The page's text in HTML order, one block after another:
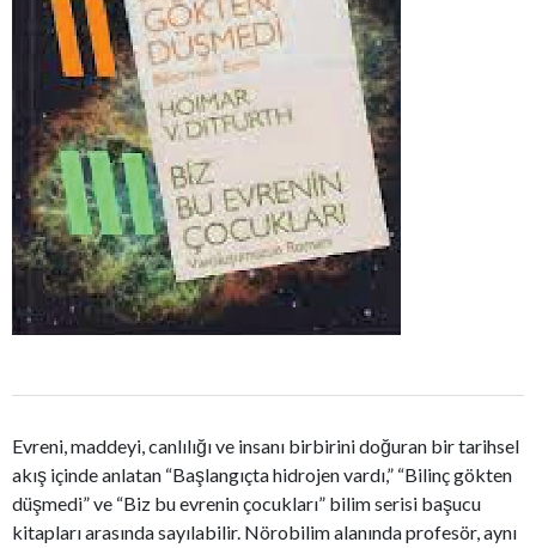
Evreni, maddeyi, canlılığı ve insanı birbirini doğuran bir tarihsel
akış içinde anlatan “Başlangıçta hidrojen vardı,” “Bilinç gökten
düşmedi” ve “Biz bu evrenin çocukları” bilim serisi başucu
kitapları arasında sayılabilir. Nörobilim alanında profesör, aynı